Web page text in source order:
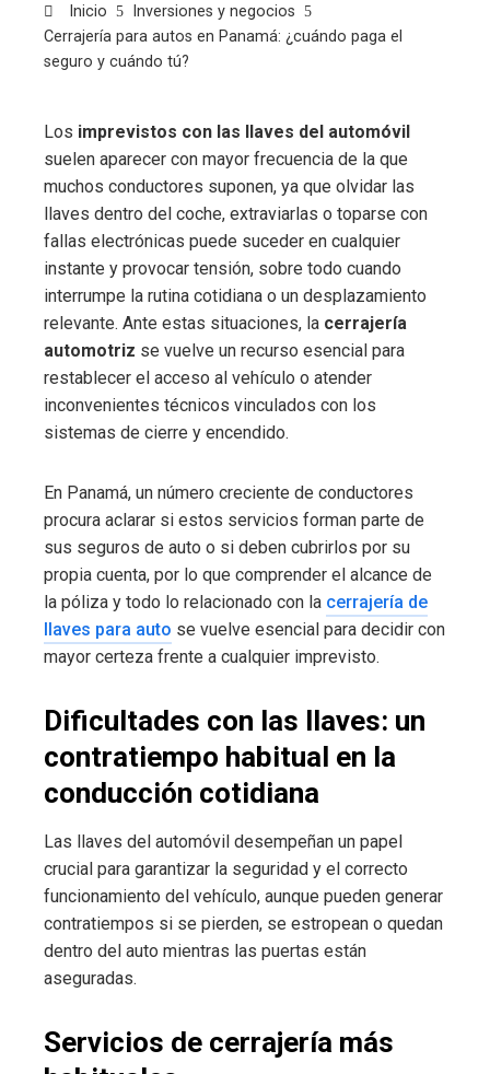
Inicio
Inversiones y negocios
Cerrajería para autos en Panamá: ¿cuándo paga el
seguro y cuándo tú?
Los imprevistos con las llaves del automóvil
suelen aparecer con mayor frecuencia de la que
muchos conductores suponen, ya que olvidar las
llaves dentro del coche, extraviarlas o toparse con
fallas electrónicas puede suceder en cualquier
instante y provocar tensión, sobre todo cuando
interrumpe la rutina cotidiana o un desplazamiento
relevante. Ante estas situaciones, la cerrajería
automotriz se vuelve un recurso esencial para
restablecer el acceso al vehículo o atender
inconvenientes técnicos vinculados con los
sistemas de cierre y encendido.
En Panamá, un número creciente de conductores
procura aclarar si estos servicios forman parte de
sus seguros de auto o si deben cubrirlos por su
propia cuenta, por lo que comprender el alcance de
la póliza y todo lo relacionado con la cerrajería de
llaves para auto se vuelve esencial para decidir con
mayor certeza frente a cualquier imprevisto.
Dificultades con las llaves: un
contratiempo habitual en la
conducción cotidiana
Las llaves del automóvil desempeñan un papel
crucial para garantizar la seguridad y el correcto
funcionamiento del vehículo, aunque pueden generar
contratiempos si se pierden, se estropean o quedan
dentro del auto mientras las puertas están
aseguradas.
Servicios de cerrajería más